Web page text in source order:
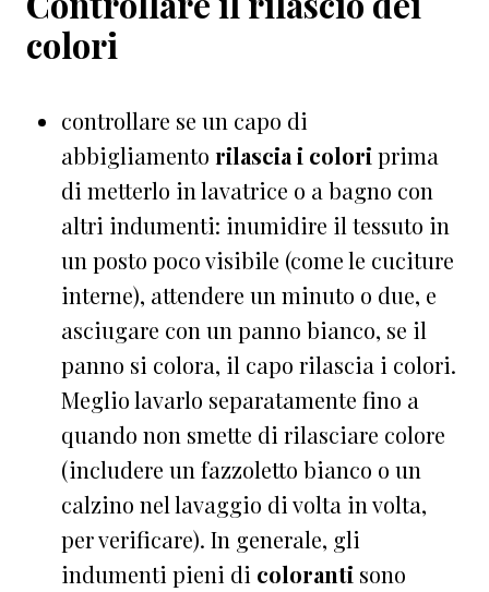
colori
controllare se un capo di
abbigliamento rilascia i colori prima
di metterlo in lavatrice o a bagno con
altri indumenti: inumidire il tessuto in
un posto poco visibile (come le cuciture
interne), attendere un minuto o due, e
asciugare con un panno bianco, se il
panno si colora, il capo rilascia i colori.
Meglio lavarlo separatamente fino a
quando non smette di rilasciare colore
(includere un fazzoletto bianco o un
calzino nel lavaggio di volta in volta,
per verificare). In generale, gli
indumenti pieni di coloranti sono